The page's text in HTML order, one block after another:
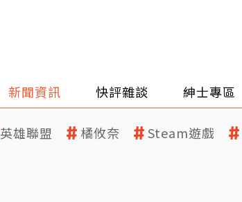
新聞資訊 快評雜談 紳士專區
英雄聯盟 橘攸奈 Steam遊戲